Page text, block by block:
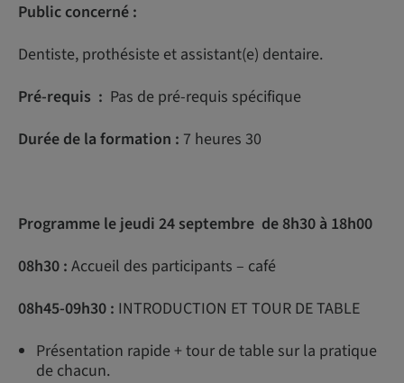
Public concerné :
Dentiste, prothésiste et assistant(e) dentaire.
Pré-requis : Pas de pré-requis spécifique
Durée de la formation : 7 heures 30
Programme le jeudi 24 septembre de 8h30 à 18h00
08h30 : Accueil des participants – café
08h45-09h30 : INTRODUCTION ET TOUR DE TABLE
Présentation rapide + tour de table sur la pratique
de chacun.